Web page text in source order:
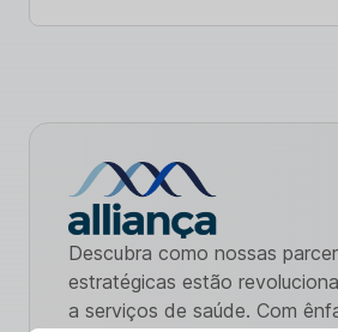
Descubra como nossas
estratégicas estão
a serviços de saúde. Com